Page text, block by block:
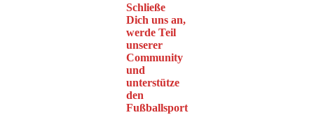
Schließe
Dich uns an,
werde Teil
unserer
Community
und
unterstütze
den
Fußballsport